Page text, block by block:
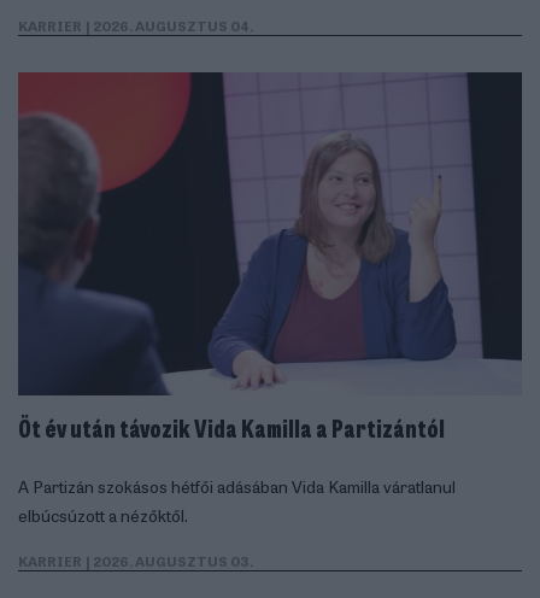
KARRIER | 2026. AUGUSZTUS 04.
Öt év után távozik Vida Kamilla a Partizántól
A Partizán szokásos hétfői adásában Vida Kamilla váratlanul
elbúcsúzott a nézőktől.
KARRIER | 2026. AUGUSZTUS 03.